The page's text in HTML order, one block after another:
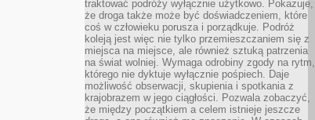
traktować podróży wyłącznie użytkowo. Pokazuje,
że droga także może być doświadczeniem, które
coś w człowieku porusza i porządkuje. Podróż
koleją jest więc nie tylko przemieszczaniem się z
miejsca na miejsce, ale również sztuką patrzenia
na świat wolniej. Wymaga odrobiny zgody na rytm,
którego nie dyktuje wyłącznie pośpiech. Daje
możliwość obserwacji, skupienia i spotkania z
krajobrazem w jego ciągłości. Pozwala zobaczyć,
że między początkiem a celem istnieje jeszcze